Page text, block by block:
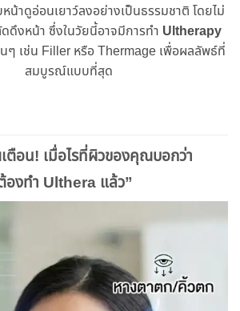
น้าดูอ่อนเยาว์ลงอย่างเป็นธรรมชาติ โดยไม่
ดึงหน้า ซึ่งในวัยนี้อาจมีการทํา Ultherapy
ๆ เช่น Filler หรือ Thermage เพื่อผลลัพธ์ที่
สมบูรณ์แบบที่สุด
อน! เมื่อไรที่ผิวของคุณบอกว่า
องทํา Ulthera แล้ว”